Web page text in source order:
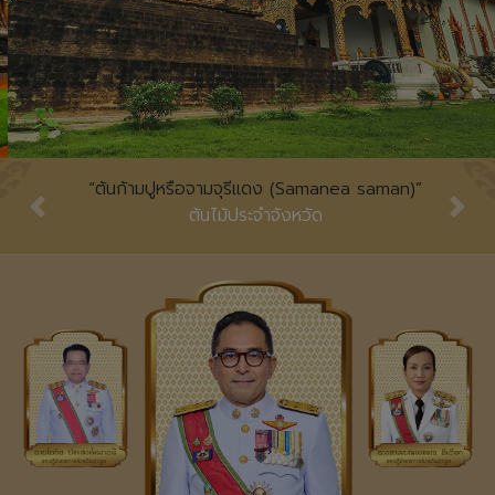
“ต้นก้ามปูหรือจามจุรีแดง (Samanea saman)”
ต้นไม้ประจำจังหวัด
Previous